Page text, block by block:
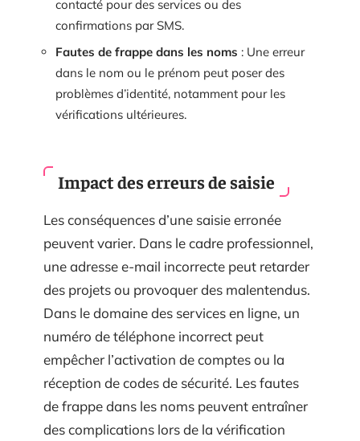
contacté pour des services ou des
confirmations par SMS.
Fautes de frappe dans les noms : Une erreur
dans le nom ou le prénom peut poser des
problèmes d’identité, notamment pour les
vérifications ultérieures.
Impact des erreurs de saisie
Les conséquences d’une saisie erronée
peuvent varier. Dans le cadre professionnel,
une adresse e-mail incorrecte peut retarder
des projets ou provoquer des malentendus.
Dans le domaine des services en ligne, un
numéro de téléphone incorrect peut
empêcher l’activation de comptes ou la
réception de codes de sécurité. Les fautes
de frappe dans les noms peuvent entraîner
des complications lors de la vérification